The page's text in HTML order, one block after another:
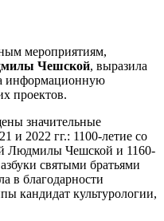
мероприятиям,
Чешской, выразила
информационную
проектов.
значительные
и 2022 гг.: 1100-летие со
Людмилы Чешской и 1160-
святыми братьями
в благодарности
кандидат культурологии,